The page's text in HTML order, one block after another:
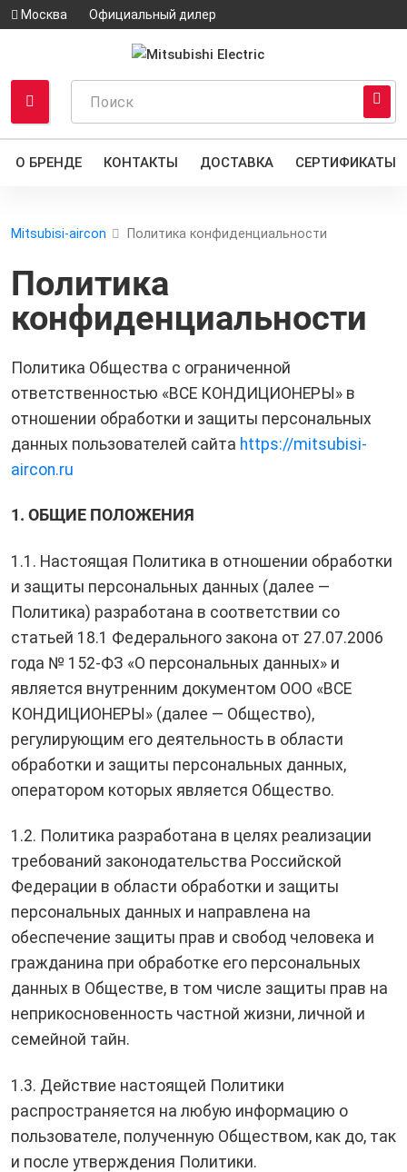
Москва Официальный дилер
О БРЕНДЕ КОНТАКТЫ ДОСТАВКА СЕРТИФИКАТЫ
Mitsubisi-aircon Политика конфиденциальности
Политика
конфиденциальности
Политика Общества с ограниченной
ответственностью «ВСЕ КОНДИЦИОНЕРЫ» в
отношении обработки и защиты персональных
данных пользователей сайта https://mitsubisi-
aircon.ru
1. ОБЩИЕ ПОЛОЖЕНИЯ
1.1. Настоящая Политика в отношении обработки
и защиты персональных данных (далее —
Политика) разработана в соответствии со
статьей 18.1 Федерального закона от 27.07.2006
года № 152-ФЗ «О персональных данных» и
является внутренним документом ООО «ВСЕ
КОНДИЦИОНЕРЫ» (далее — Общество),
регулирующим его деятельность в области
обработки и защиты персональных данных,
оператором которых является Общество.
1.2. Политика разработана в целях реализации
требований законодательства Российской
Федерации в области обработки и защиты
персональных данных и направлена на
обеспечение защиты прав и свобод человека и
гражданина при обработке его персональных
данных в Обществе, в том числе защиты прав на
неприкосновенность частной жизни, личной и
семейной тайн.
1.3. Действие настоящей Политики
распространяется на любую информацию о
пользователе, полученную Обществом, как до, так
и после утверждения Политики.